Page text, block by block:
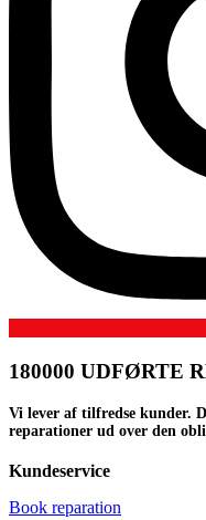
180000 UDFØRTE
Vi lever af tilfredse kunder.
reparationer ud over den
Kundeservice
Book reparation